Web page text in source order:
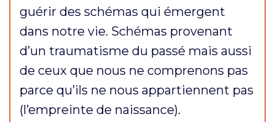
guérir des schémas qui émergent
dans notre vie. Schémas provenant
d’un traumatisme du passé mais aussi
de ceux que nous ne comprenons pas
parce qu’ils ne nous appartiennent pas
(l’empreinte de naissance).